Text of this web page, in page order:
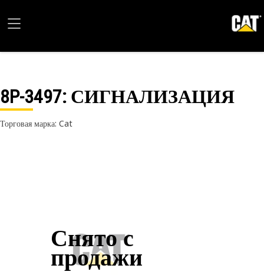
8P-3497: СИГНАЛИЗАЦИЯ
Торговая марка: Cat
Снято с
продажи